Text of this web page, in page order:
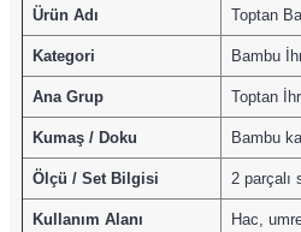
Ürün Adı Toptan
Kategori Bambu
Ana Grup Toptan
Kumaş / Doku Bambu
Ölçü / Set Bilgisi 2 parçalı
Kullanım Alanı Hac,